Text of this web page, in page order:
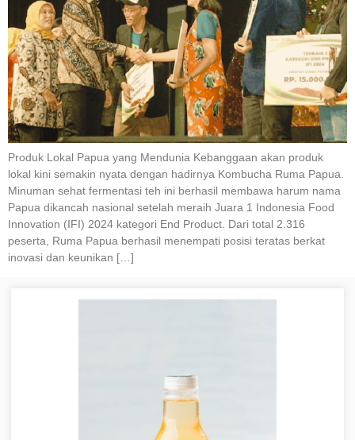
Produk Lokal Papua yang Mendunia Kebanggaan akan produk
lokal kini semakin nyata dengan hadirnya Kombucha Ruma Papua.
Minuman sehat fermentasi teh ini berhasil membawa harum nama
Papua dikancah nasional setelah meraih Juara 1 Indonesia Food
Innovation (IFI) 2024 kategori End Product. Dari total 2.316
peserta, Ruma Papua berhasil menempati posisi teratas berkat
inovasi dan keunikan […]